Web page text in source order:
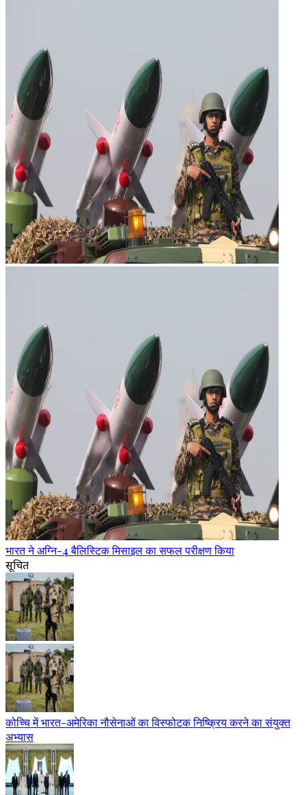
भारत ने अग्नि-4 बैलिस्टिक मिसाइल का सफल परीक्षण किया
सूचित
कोच्चि में भारत-अमेरिका नौसेनाओं का विस्फोटक निष्क्रिय करने का संयुक्त
अभ्यास